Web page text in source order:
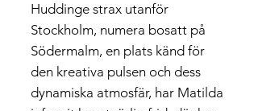
Huddinge strax utanför
Stockholm, numera bosatt på
Södermalm, en plats känd för
den kreativa pulsen och dess
dynamiska atmosfär, har Matilda